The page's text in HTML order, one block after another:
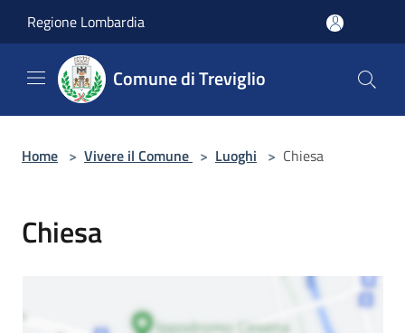
Regione Lombardia
Comune di Treviglio
Home > Vivere il Comune > Luoghi > Chiesa
Chiesa